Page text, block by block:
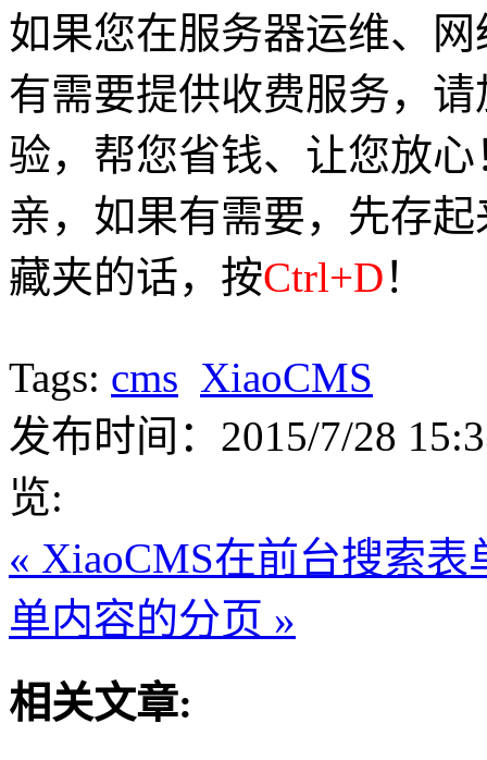
如果您在服务器运维、
有需要提供收费服务，
验，帮您省钱、让您放心
亲，如果有需要，先存
藏夹的话，按Ctrl+D！
Tags: cms XiaoCMS
发布时间：2015/7/28
览:
« XiaoCMS在前台搜索表
单内容的分页 »
相关文章: